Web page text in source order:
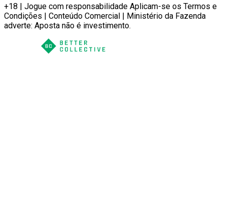
+18 | Jogue com responsabilidade Aplicam-se os Termos e
Condições | Conteúdo Comercial | Ministério da Fazenda
adverte: Aposta não é investimento.